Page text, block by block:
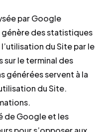
par Google
des statistiques
du Site par le
sur le terminal des
générées servent à la
du Site.
de Google et les